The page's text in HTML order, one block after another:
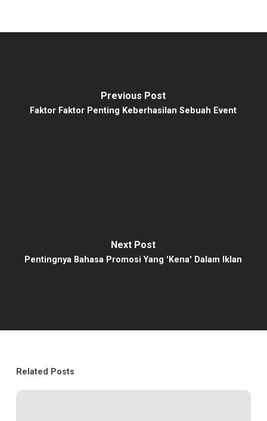
Previous Post
Faktor Faktor Penting Keberhasilan Sebuah Event
Next Post
Pentingnya Bahasa Promosi Yang 'Kena' Dalam Iklan
Related Posts